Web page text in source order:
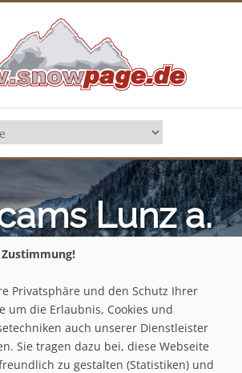
Lunz a.
Helmellift
/ Niederösterreich
See - Helmellift / Webcams
Privatsphäre und den Schutz Ihrer
um die Erlaubnis, Cookies und
auch unserer Dienstleister
Sie tragen dazu bei, diese Webseite
zu gestalten (Statistiken) und